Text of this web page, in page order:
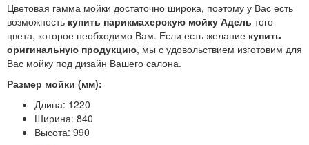
Цветовая гамма мойки достаточно широка, поэтому у Вас есть
возможность купить парикмахерскую мойку Адель того
цвета, которое необходимо Вам. Если есть желание купить
оригинальную продукцию, мы с удовольствием изготовим для
Вас мойку под дизайн Вашего салона.
Размер мойки (мм):
Длина: 1220
Ширина: 840
Высота: 990